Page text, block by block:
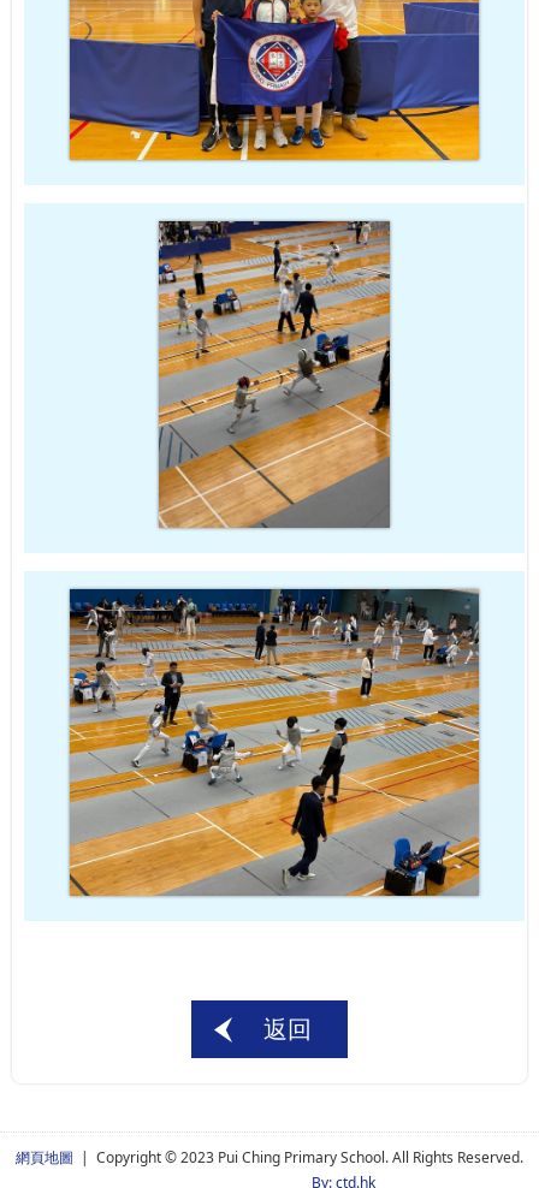
返回
網頁地圖 | Copyright © 2023 Pui Ching Primary School. All Rights Reserved.
By: ctd.hk